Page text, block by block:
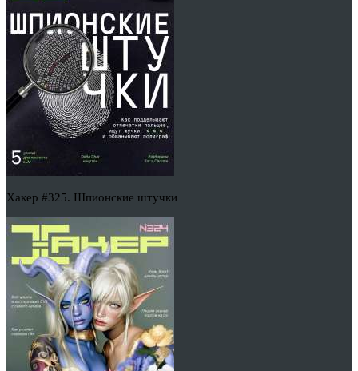
Хакер #325. Шпионские штучки